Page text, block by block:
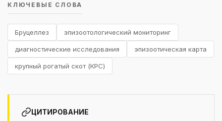
КЛЮЧЕВЫЕ СЛОВА
Бруцеллез эпизоотологический мониторинг
диагностические исследования эпизоотическая карта
крупный рогатый скот (КРС)
ЦИТИРОВАНИЕ